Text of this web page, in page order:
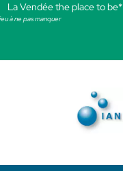
La Vendée the place to be*
à ne pas manquer